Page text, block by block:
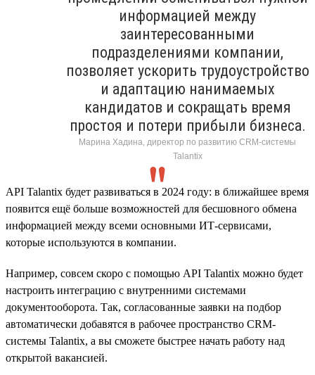
информацией между
заинтересованными
подразделениями компании,
позволяет ускорить трудоустройство
и адаптацию нанимаемых
кандидатов и сокращать время
простоя и потери прибыли бизнеса.
Марина Хадина, директор по развитию CRM-системы
Talantix
API Talantix будет развиваться в 2024 году: в ближайшее время
появится ещё больше возможностей для бесшовного обмена
информацией между всеми основными ИТ-сервисами,
которые используются в компании.
Например, совсем скоро с помощью API Talantix можно будет
настроить интеграцию с внутренними системами
документооборота. Так, согласованные заявки на подбор
автоматически добавятся в рабочее пространство CRM-
системы Talantix, а вы сможете быстрее начать работу над
открытой вакансией.